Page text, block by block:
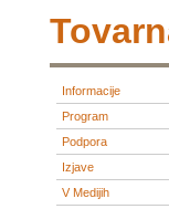
Informacije
Program
Podpora
Izjave
V Medijih